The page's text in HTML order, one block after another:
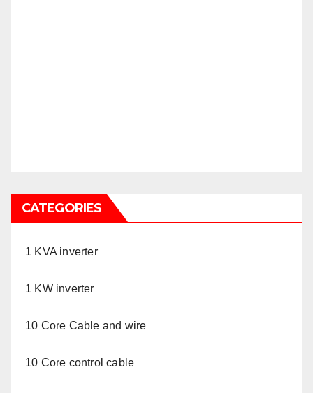
CATEGORIES
1 KVA inverter
1 KW inverter
10 Core Cable and wire
10 Core control cable